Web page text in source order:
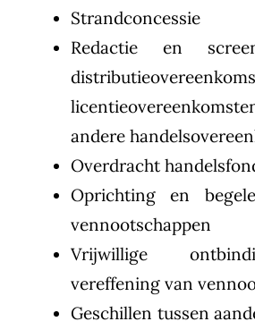
Strandconcessie
Redactie en
andere
Overdracht
Oprichting en
vennootschappen
Vrijwillige
vereffening van
Geschillen tussen